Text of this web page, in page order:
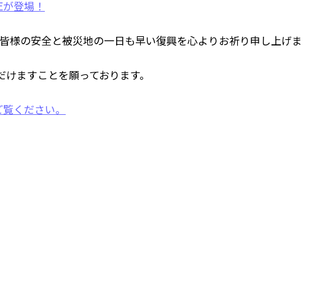
様の安全と被災地の一日も早い復興を心よりお祈り申し上げま
ますことを願っております。
ください。